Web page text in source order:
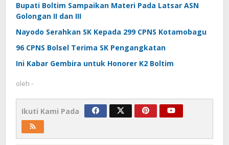
Bupati Boltim Sampaikan Materi Pada Latsar ASN
Golongan II dan III
Nayodo Serahkan SK Kepada 299 CPNS Kotamobagu
96 CPNS Bolsel Terima SK Pengangkatan
Ini Kabar Gembira untuk Honorer K2 Boltim
oleh -
Ikuti Kami Pada